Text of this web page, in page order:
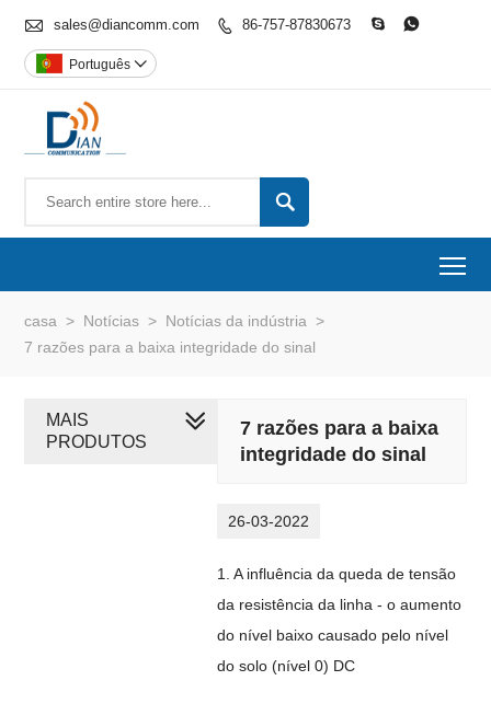
 sales@diancomm.com  86-757-87830673  
Português 

casa > Notícias > Notícias da indústria >
7 razões para a baixa integridade do sinal
7 razões para a baixa
integridade do sinal
26-03-2022
1. A influência da queda de tensão
da resistência da linha - o aumento
do nível baixo causado pelo nível
do solo (nível 0) DC
MAIS
PRODUTOS